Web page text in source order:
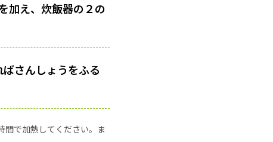
加え、炊飯器の２の
さんしょうをふる
間で加熱してください。ま